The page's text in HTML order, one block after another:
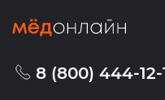
8 (800) 444-12-